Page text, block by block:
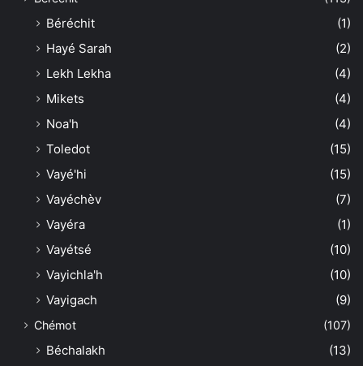
Béréchit
(1)
Hayé Sarah
(2)
Lekh Lekha
(4)
Mikets
(4)
Noa'h
(4)
Toledot
(15)
Vayé'hi
(15)
Vayéchèv
(7)
Vayéra
(1)
Vayétsé
(10)
Vayichla'h
(10)
Vayigach
(9)
Chémot (107)
Béchalakh
(13)